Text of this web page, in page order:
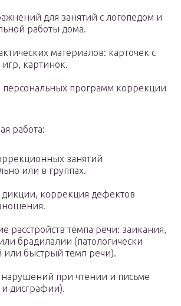
для занятий с логопедом и
работы дома.
материалов: карточек с
картинок.
персональных программ коррекции
работа:
занятий
или в группах.
коррекция дефектов
расстройств темпа речи: заикания,
брадилалии (патологически
быстрый темп речи).
при чтении и письме
и дисграфии).